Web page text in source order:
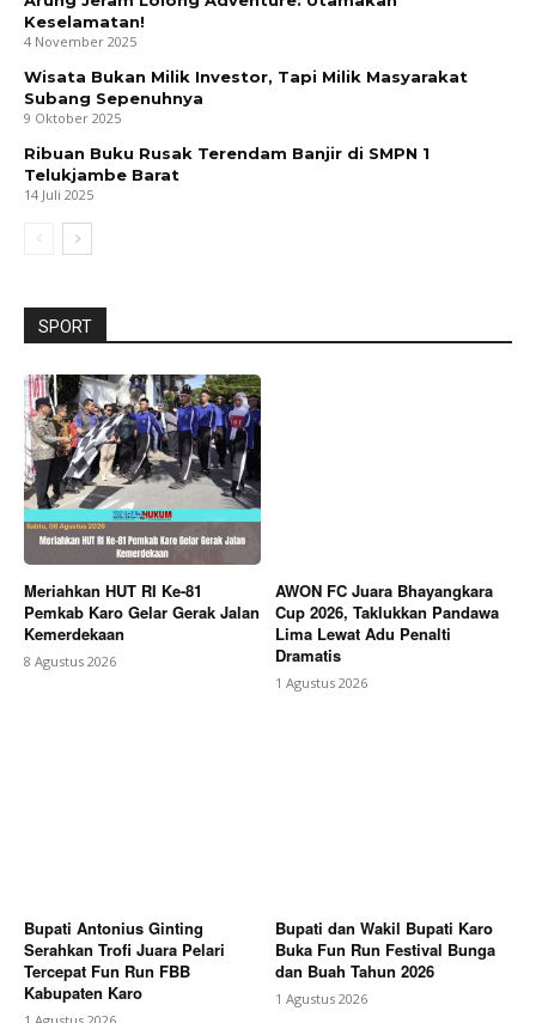
Keselamatan!
4 November 2025
Wisata Bukan Milik Investor, Tapi Milik Masyarakat
Subang Sepenuhnya
9 Oktober 2025
Ribuan Buku Rusak Terendam Banjir di SMPN 1
Telukjambe Barat
14 Juli 2025
SPORT
Meriahkan HUT RI Ke-81
Pemkab Karo Gelar Gerak Jalan
Kemerdekaan
8 Agustus 2026
AWON FC Juara Bhayangkara
Cup 2026, Taklukkan Pandawa
Lima Lewat Adu Penalti
Dramatis
1 Agustus 2026
Bupati Antonius Ginting
Serahkan Trofi Juara Pelari
Tercepat Fun Run FBB
Kabupaten Karo
Bupati dan Wakil Bupati Karo
Buka Fun Run Festival Bunga
dan Buah Tahun 2026
1 Agustus 2026